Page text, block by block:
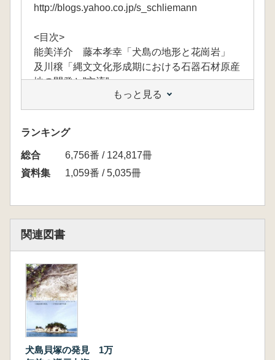
http://blogs.yahoo.co.jp/s_schliemann
<目次>
能美洋介 藤本孝幸「犬島の地形と花崗岩」
及川穣「縄文文化形成期における石器石材原産
地の開発と”交流”」
犬島貝塚 第2次発掘調査概報※約40頁
付編
もっと見る
ランキング
総合
6,756番 / 124,817冊
資料集
1,059番 / 5,035冊
関連図書
犬島貝塚の発見 1万